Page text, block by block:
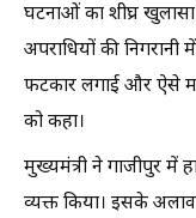
घटनाओं का शीघ्र खुलासा
अपराधियों की निगरानी
फटकार लगाई और ऐसे
को कहा।
मुख्यमंत्री ने गाजीपुर में
व्यक्त किया। इसके